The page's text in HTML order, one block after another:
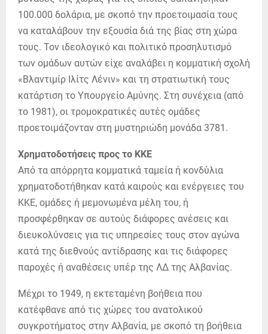
100.000 δολάρια, με σκοπό την προετοιμασία τους
να καταλάβουν την εξουσία διά της βίας στη χώρα
τους. Τον ιδεολογικό και πολιτικό προσηλυτισμό
των ομάδων αυτών είχε αναλάβει η κομματική σχολή
«Βλαντιμίρ Ιλίτς Λένιν» και τη στρατιωτική τους
κατάρτιση το Υπουργείο Αμύνης. Στη συνέχεια (από
το 1981), οι τρομοκρατικές αυτές ομάδες
προετοιμάζονταν στη μυστηριώδη μονάδα 3781.
Χρηματοδοτήσεις προς το ΚΚΕ
Από τα απόρρητα κομματικά ταμεία ή κονδύλια
χρηματοδοτήθηκαν κατά καιρούς και ενέργειες του
ΚΚΕ, ομάδες ή μεμονωμένα μέλη του, ή
προσφέρθηκαν σε αυτούς διάφορες ανέσεις και
διευκολύνσεις για τις υπηρεσίες τους στον αγώνα
κατά της διεθνούς αντίδρασης και τις διάφορες
παροχές ή αναθέσεις υπέρ της ΛΔ της Αλβανίας.
Μέχρι το 1949, η εκτεταμένη βοήθεια που
κατέφθανε από τις χώρες του ανατολικού
συγκροτήματος στην Αλβανία, με σκοπό τη βοήθεια